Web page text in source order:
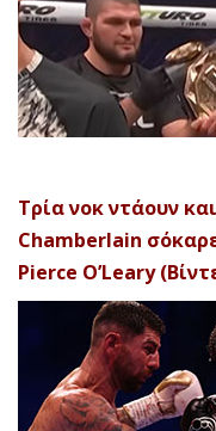
Τρία νοκ ντάουν
Chamberlain
Pierce O’Leary